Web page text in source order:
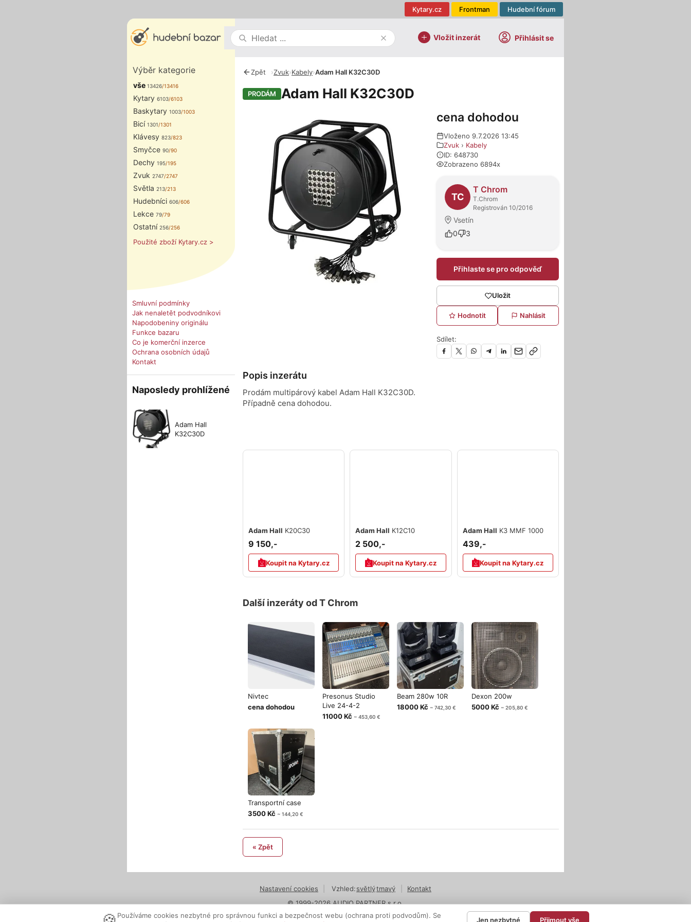
Hudební fórum
Frontman
Kytary.cz
Vložit inzerát Přihlásit se
Výběr kategorie
vše 13426/13416
Kytary 6103/6103
Baskytary 1003/1003
Bicí 1301/1301
Klávesy 823/823
Smyčce 90/90
Dechy 195/195
Zvuk 2747/2747
Světla 213/213
Hudebníci 606/606
Lekce 79/79
Ostatní 256/256
Použité zboží Kytary.cz >
Smluvní podmínky
Jak nenaletět podvodníkovi
Napodobeniny originálu
Funkce bazaru
Co je komerční inzerce
Ochrana osobních údajů
Kontakt
Naposledy prohlížené
Adam Hall
K32C30D
Zpět ›Zvuk›Kabely›Adam Hall K32C30D
PRODÁM Adam Hall K32C30D
cena dohodou
Vloženo 9.7.2026 13:45
Zvuk › Kabely
ID: 648730
Zobrazeno 6894x
O prodejci
TC
T Chrom
T.Chrom
Registrován 10/2016
Vsetín
0
3
Přihlaste se pro odpověď
Uložit
Hodnotit Nahlásit
Sdílet:
Popis inzerátu
Prodám multipárový kabel Adam Hall K32C30D.
Případně cena dohodou.
Adam Hall K20C30
9 150,-
Koupit na Kytary.cz
Adam Hall K12C10
2 500,-
Koupit na Kytary.cz
Adam Hall K3 MMF 1000
439,-
Koupit na Kytary.cz
Další inzeráty od T Chrom
Nivtec
cena dohodou
Presonus Studio
Live 24-4-2
11000 Kč ~ 453,60 €
Beam 280w 10R
18000 Kč ~ 742,30 €
Dexon 200w
5000 Kč ~ 205,80 €
Transportní case
3500 Kč ~ 144,20 €
« Zpět
Nastavení cookies Vzhled:světlýtmavý
Kontakt
© 1999-2026 AUDIO PARTNER s.r.o.
Používáme cookies nezbytné pro správnou funkci a bezpečnost webu (ochrana proti podvodům). Se
Jen nezbytné Přijmout vše